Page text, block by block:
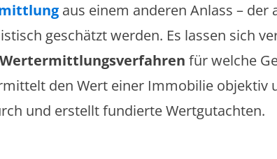
aus einem anderen Anlass – der
geschätzt werden. Es lassen sich
Wertermittlungsverfahren für welche
den Wert einer Immobilie objektiv
und erstellt fundierte Wertgutachten.